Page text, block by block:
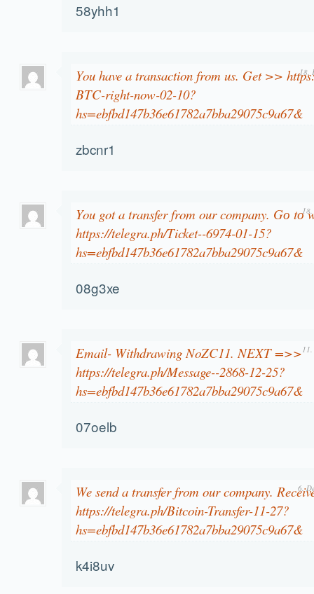
58yhh1
You have a transaction from us. Get >>
BTC-right-now-02-10?
hs=ebfbd147b36e61782a7bba29075c9a67&
18.
zbcnr1
You got a transfer from our company. Gо
https://telegra.ph/Ticket--6974-01-15?
hs=ebfbd147b36e61782a7bba29075c9a67&
08g3xe
Email- Withdrawing NoZC11. NEXT =>>
https://telegra.ph/Message--2868-12-25?
hs=ebfbd147b36e61782a7bba29075c9a67&
07oelb
We send a transfer from our company.
https://telegra.ph/Bitcoin-Transfer-11-27?
hs=ebfbd147b36e61782a7bba29075c9a67&
6.
k4i8uv